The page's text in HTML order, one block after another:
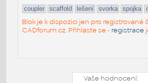
coupler scaffold lešení svorka spojka
Blok je k dispozici jen pro registrované
CADforum.cz. Přihlaste se - registrace
Vaše hodnocení: